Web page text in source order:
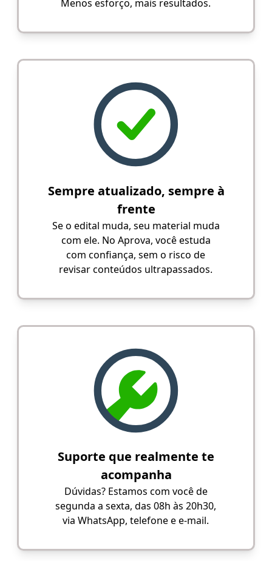
Menos esforço, mais resultados.
Sempre atualizado, sempre à
frente
Se o edital muda, seu material muda
com ele. No Aprova, você estuda
com confiança, sem o risco de
revisar conteúdos ultrapassados.
Suporte que realmente te
acompanha
Dúvidas? Estamos com você de
segunda a sexta, das 08h às 20h30,
via WhatsApp, telefone e e-mail.